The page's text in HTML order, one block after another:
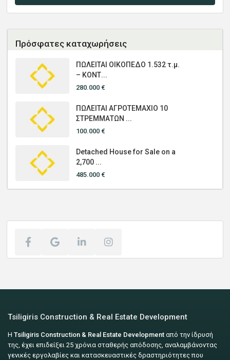
Πρόσφατες καταχωρήσεις
ΠΩΛΕΙΤΑΙ ΟΙΚΟΠΕΔΟ 1.532 τ.μ.
– ΚΟΝΤ...
280.000 €
ΠΩΛΕΙΤΑΙ ΑΓΡΟΤΕΜΑΧΙΟ 10
ΣΤΡΕΜΜΑΤΩΝ ...
100.000 €
Detached House for Sale on a
2,700 ...
485.000 €
Tsiligiris Construction & Real Estate Development
ΗTsiligiris Construction & Real Estate Development από την ίδρυσή
της, έχει επιδείξει 25 χρόνια σταθερής απόδοσης, αναλαμβάνοντας
γενικές εργολαβίες και κατασκευαστικές δραστηριότητες που